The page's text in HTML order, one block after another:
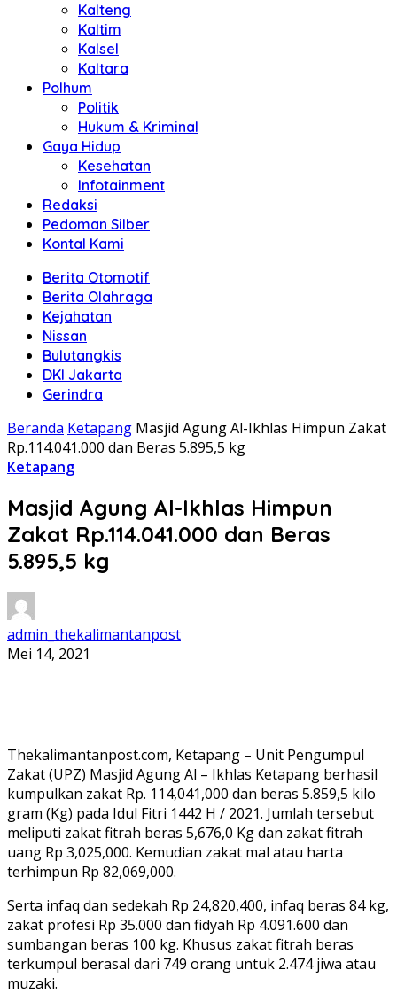
Kalteng
Kaltim
Kalsel
Kaltara
Polhum
Politik
Hukum & Kriminal
Gaya Hidup
Kesehatan
Infotainment
Redaksi
Pedoman Silber
Kontal Kami
Berita Otomotif
Berita Olahraga
Kejahatan
Nissan
Bulutangkis
DKI Jakarta
Gerindra
Beranda Ketapang Masjid Agung Al-Ikhlas Himpun Zakat
Rp.114.041.000 dan Beras 5.895,5 kg
Ketapang
Masjid Agung Al-Ikhlas Himpun
Zakat Rp.114.041.000 dan Beras
5.895,5 kg
admin_thekalimantanpost
Mei 14, 2021
Thekalimantanpost.com, Ketapang – Unit Pengumpul
Zakat (UPZ) Masjid Agung Al – Ikhlas Ketapang berhasil
kumpulkan zakat Rp. 114,041,000 dan beras 5.859,5 kilo
gram (Kg) pada Idul Fitri 1442 H / 2021. Jumlah tersebut
meliputi zakat fitrah beras 5,676,0 Kg dan zakat fitrah
uang Rp 3,025,000. Kemudian zakat mal atau harta
terhimpun Rp 82,069,000.
Serta infaq dan sedekah Rp 24,820,400, infaq beras 84 kg,
zakat profesi Rp 35.000 dan fidyah Rp 4.091.600 dan
sumbangan beras 100 kg. Khusus zakat fitrah beras
terkumpul berasal dari 749 orang untuk 2.474 jiwa atau
muzaki.